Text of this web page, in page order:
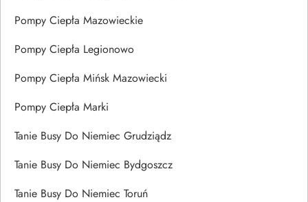
Pompy Ciepła Mazowieckie
Pompy Ciepła Legionowo
Pompy Ciepła Mińsk Mazowiecki
Pompy Ciepła Marki
Tanie Busy Do Niemiec Grudziądz
Tanie Busy Do Niemiec Bydgoszcz
Tanie Busy Do Niemiec Toruń